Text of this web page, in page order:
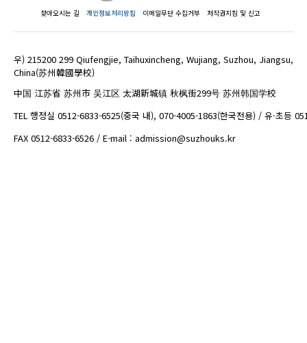
찾아오시는 길 개인정보처리방침 이메일무단 수집거부 저작권지침 및 신고
우) 215200 299 Qiufengjie, Taihuxincheng, Wujiang, Suzhou, Jiangsu,
China(苏州韓國學校)
中国 江苏省 苏州市 吴江区 太湖新城镇 秋枫街299号 苏州韩国学校
TEL 행정실 0512-6833-6525(중국 내), 070-4005-1863(한국전용) / 유·초등
FAX 0512-6833-6526 / E-mail : admission@suzhouks.kr